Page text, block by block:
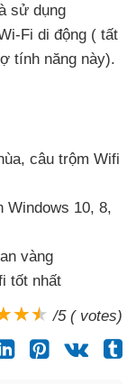
sử dụng
Fi di động ( tất
tính năng này).
, câu trộm Wifi
Windows 10, 8,
vàng
tốt nhất
/5 ( votes)